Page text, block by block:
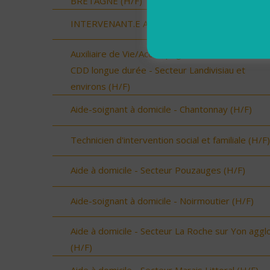
INTERVENANT.E A DOMICILE - RENNES (H/F)
Auxiliaire de Vie/Accompagnant Educatif et Social
CDD longue durée - Secteur Landivisiau et
environs (H/F)
Aide-soignant à domicile - Chantonnay (H/F)
Technicien d'intervention social et familiale (H/F)
Aide à domicile - Secteur Pouzauges (H/F)
Aide-soignant à domicile - Noirmoutier (H/F)
Aide à domicile - Secteur La Roche sur Yon
(H/F)